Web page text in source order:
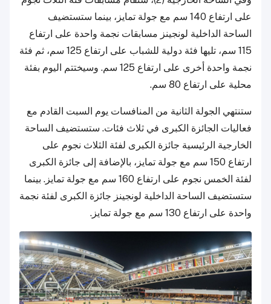
على ارتفاع 140 سم مع جولة تمايز، بينما ستستضيف
الساحة الداخلية لونجينز مسابقات نجمة واحدة على ارتفاع
115 سم، تليها فئة دولية للشباب على ارتفاع 125 سم، ثم فئة
نجمة واحدة أخرى على ارتفاع 125 سم. وسيختتم اليوم بفئة
محلية على ارتفاع 80 سم.
ستنتهي الجولة الثانية من المنافسات يوم السبت القادم مع
فعاليات الجائزة الكبرى في ثلاث فئات. ستستضيف الساحة
الخارجية الرئيسية جائزة الكبرى لفئة الثلاث نجوم على
ارتفاع 150 سم مع جولة تمايز، بالإضافة إلى جائزة الكبرى
لفئة الخمس نجوم على ارتفاع 160 سم مع جولة تمايز. بينما
ستستضيف الساحة الداخلية لونجينز جائزة الكبرى لفئة نجمة
واحدة على ارتفاع 130 سم مع جولة تمايز.